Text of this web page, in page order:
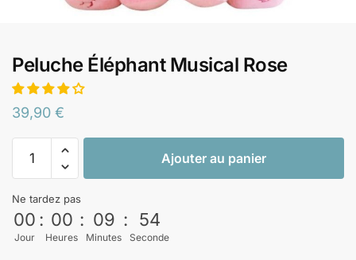
Peluche Éléphant Musical Rose
39,90 €
Ajouter au panier
Ne tardez pas
00
Jour
: 00
Heures
: 09
Minutes
: 53
Seconde